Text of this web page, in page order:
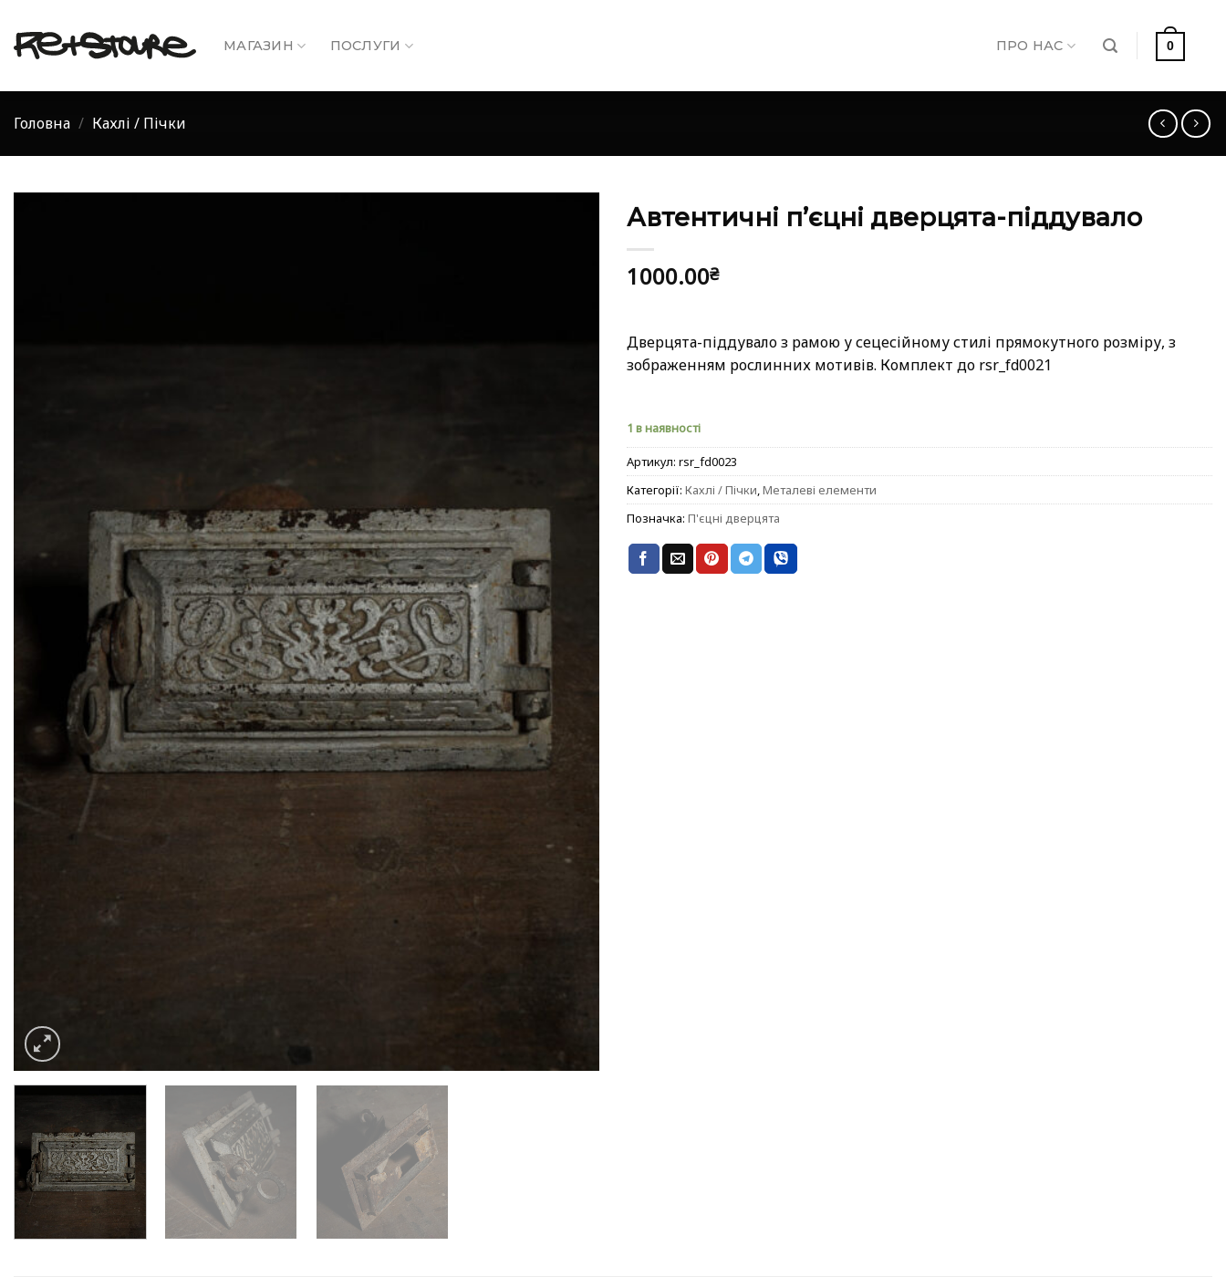
content
МАГАЗИН ПОСЛУГИ ПРО НАС 0
Головна / Кахлі / Пічки
Автентичні п’єцні дверцята-піддувало
1000.00₴
Дверцята-піддувало з рамою у сецесійному стилі прямокутного розміру, з
зображенням рослинних мотивів. Комплект до rsr_fd0021
1 в наявності
Артикул: rsr_fd0023
Категорії: Кахлі / Пічки,Металеві елементи
Позначка: П'єцні дверцята